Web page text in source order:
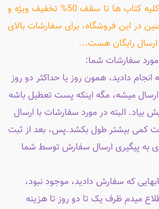
انجام می شود و کلیه کتاب ها تا سقف 50% تخفیف ویژه و
در این فروشگاه، برای سفارشات بالای
سفارشات شما:
دادید، همون روز یا حداکثر دو روز
میشه، مگه اینکه پست تعطیل باشه
بیاد. البته در مورد سفارشات با ارسال
کمی بیشتر طول بکشد.پس، بعد از ثبت
به پیگیری ارسال سفارش توسط شما
که سفارش دادید، موجود نبود،
میدم ظرف یک تا دو روز تا هزینه